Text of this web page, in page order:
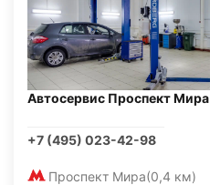
Автосервис Проспект Мира
+7 (495) 023-42-98
Проспект Мира(0,4 км)